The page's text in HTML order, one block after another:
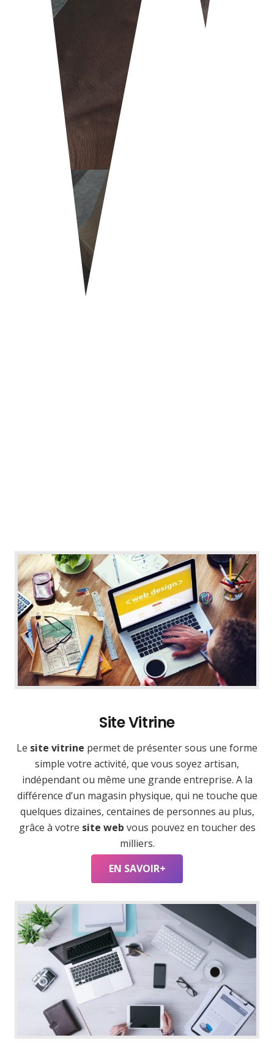
Site Vitrine
Le site vitrine permet de présenter sous une forme
simple votre activité, que vous soyez artisan,
indépendant ou même une grande entreprise. A la
différence d’un magasin physique, qui ne touche que
quelques dizaines, centaines de personnes au plus,
grâce à votre site web vous pouvez en toucher des
milliers.
EN SAVOIR+